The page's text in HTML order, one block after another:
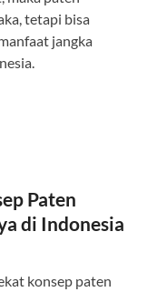
tetapi bisa
jangka
Paten
di Indonesia
konsep paten